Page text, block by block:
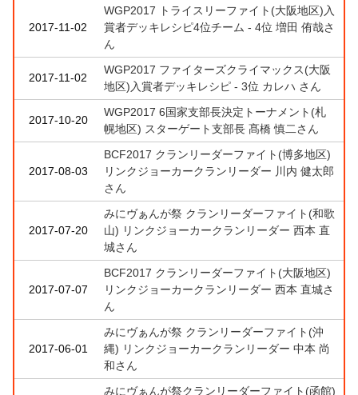
2017-11-02
WGP2017 トライスリーファイト(大阪地区)入
賞者デッキレシピ4位チーム - 4位 増田 侑哉さ
ん
2017-11-02
WGP2017 ファイターズクライマックス(大阪
地区)入賞者デッキレシピ - 3位 カレハ さん
2017-10-20
WGP2017 6国家支部長決定トーナメント(札
幌地区) スターゲート支部長 髙橋 慎二さん
2017-08-03
BCF2017 クランリーダーファイト(博多地区)
リンクジョーカークランリーダー 川内 健太郎
さん
2017-07-20
みにヴぁんが祭 クランリーダーファイト(和歌
山) リンクジョーカークランリーダー 西本 直
城さん
2017-07-07
BCF2017 クランリーダーファイト(大阪地区)
リンクジョーカークランリーダー 西本 直城さ
ん
2017-06-01
みにヴぁんが祭 クランリーダーファイト(沖
縄) リンクジョーカークランリーダー 中本 尚
和さん
みにヴぁんが祭クランリーダーファイト(函館)